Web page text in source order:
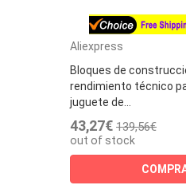
Aliexpress
Bloques de
rendimiento técnico
juguete de...
43,27€ 139,56€
out of stock